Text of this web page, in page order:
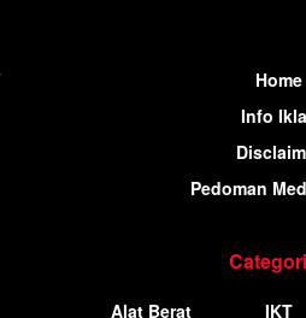
Home
Info
Pedoman
Alat Berat
IKT